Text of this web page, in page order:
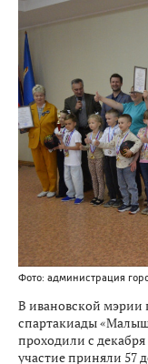
Фото: администрация
В ивановской мэрии
спартакиады
проходили с декабря
участие приняли 57